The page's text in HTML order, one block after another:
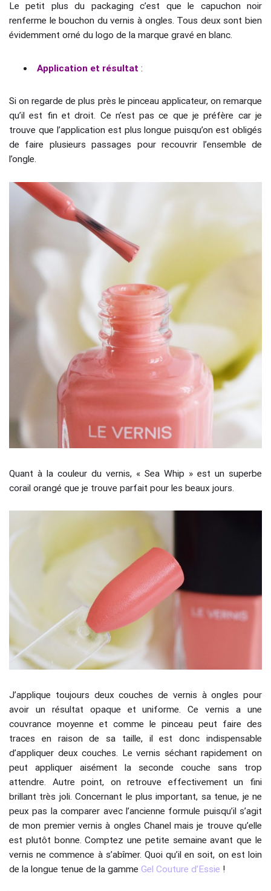
Le petit plus du packaging c’est que le capuchon noir
renferme le bouchon du vernis à ongles. Tous deux sont bien
évidemment orné du logo de la marque gravé en blanc.
Application et résultat :
Si on regarde de plus près le pinceau applicateur, on remarque
qu’il est fin et droit. Ce n’est pas ce que je préfère car je
trouve que l’application est plus longue puisqu’on est obligés
de faire plusieurs passages pour recouvrir l’ensemble de
l’ongle.
Quant à la couleur du vernis, « Sea Whip » est un superbe
corail orangé que je trouve parfait pour les beaux jours.
J’applique toujours deux couches de vernis à ongles pour
avoir un résultat opaque et uniforme. Ce vernis a une
couvrance moyenne et comme le pinceau peut faire des
traces en raison de sa taille, il est donc indispensable
d’appliquer deux couches. Le vernis séchant rapidement on
peut appliquer aisément la seconde couche sans trop
attendre. Autre point, on retrouve effectivement un fini
brillant très joli. Concernant le plus important, sa tenue, je ne
peux pas la comparer avec l’ancienne formule puisqu’il s’agit
de mon premier vernis à ongles Chanel mais je trouve qu’elle
est plutôt bonne. Comptez une petite semaine avant que le
vernis ne commence à s’abîmer. Quoi qu’il en soit, on est loin
de la longue tenue de la gamme Gel Couture d’Essie !